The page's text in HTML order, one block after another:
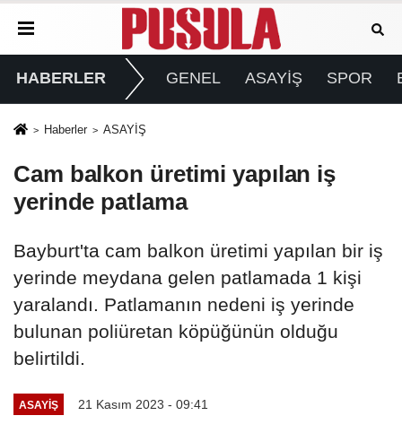
HABERLER GENEL ASAYİŞ SPOR
Haberler ASAYİŞ
Cam balkon üretimi yapılan iş
yerinde patlama
Bayburt'ta cam balkon üretimi yapılan bir iş
yerinde meydana gelen patlamada 1 kişi
yaralandı. Patlamanın nedeni iş yerinde
bulunan poliüretan köpüğünün olduğu
belirtildi.
ASAYİŞ 21 Kasım 2023 - 09:41